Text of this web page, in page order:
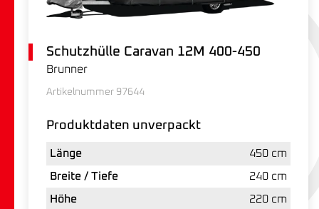
Schutzhülle Caravan 12M 400-450
Brunner
Artikelnummer 97644
Produktdaten unverpackt
Länge
450 cm
Breite / Tiefe
240 cm
Höhe
220 cm